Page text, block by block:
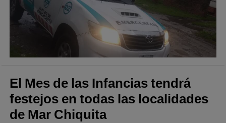
El Mes de las Infancias tendrá
festejos en todas las localidades
de Mar Chiquita